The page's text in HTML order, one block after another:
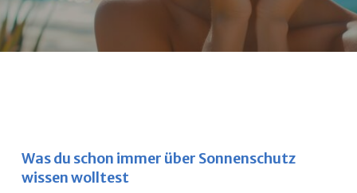
Was du schon immer über Sonnenschutz
wissen wolltest